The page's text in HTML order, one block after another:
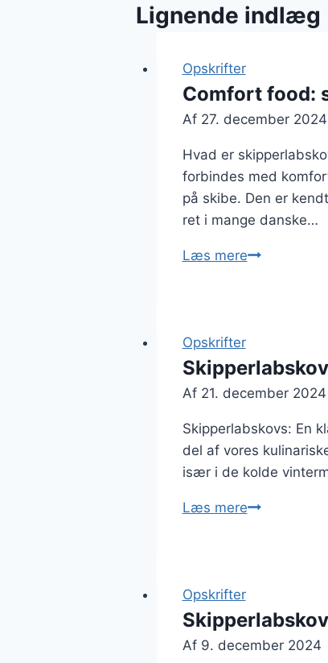
Lignende indlæg
Opskrifter
Comfort food:
Af 27. december 2024
Hvad er
forbindes med
på skibe. Den er
ret i mange danske…
Læs mereComfort
Opskrifter
Af 21. december 2024
Skipperlabskovs: En
del af vores
især i de kolde
Læs mere
Opskrifter
Af 9. december 2024